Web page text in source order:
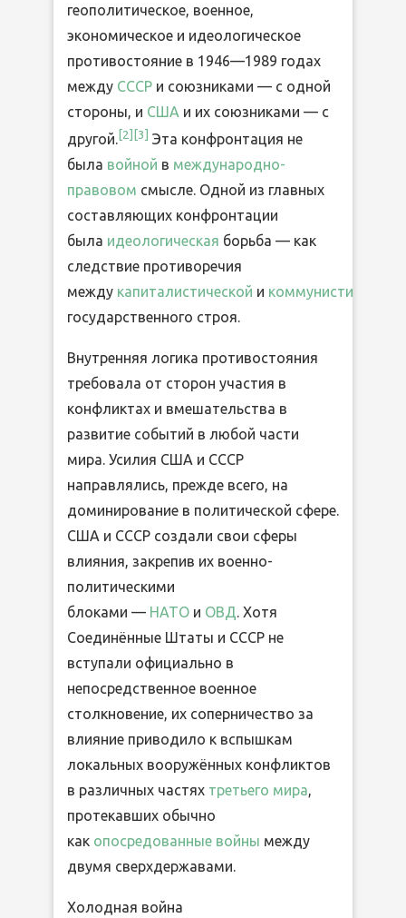
геополитическое, военное,
экономическое и идеологическое
противостояние в 1946—1989 годах
между СССР и союзниками — с одной
стороны, и США и их союзниками — с
другой. [2] [3] Эта конфронтация не
была войной в международно-
правовом смысле. Одной из главных
составляющих конфронтации
была идеологическая борьба — как
следствие противоречия
между капиталистической и коммунистической
государственного строя.
Внутренняя логика противостояния
требовала от сторон участия в
конфликтах и вмешательства в
развитие событий в любой части
мира. Усилия США и СССР
направлялись, прежде всего, на
доминирование в политической сфере.
США и СССР создали свои сферы
влияния, закрепив их военно-
политическими
блоками — НАТО и ОВД. Хотя
Соединённые Штаты и СССР не
вступали официально в
непосредственное военное
столкновение, их соперничество за
влияние приводило к вспышкам
локальных вооружённых конфликтов
в различных частях третьего мира,
протекавших обычно
как опосредованные войны между
двумя сверхдержавами.
Холодная война